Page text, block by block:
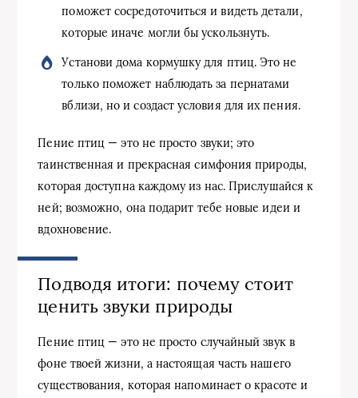
поможет сосредоточиться и видеть детали,
которые иначе могли бы ускользнуть.
Установи дома кормушку для птиц. Это не
только поможет наблюдать за пернатами
вблизи, но и создаст условия для их пения.
Пение птиц — это не просто звуки; это
таинственная и прекрасная симфония природы,
которая доступна каждому из нас. Прислушайся к
ней; возможно, она подарит тебе новые идеи и
вдохновение.
Подводя итоги: почему стоит
ценить звуки природы
Пение птиц — это не просто случайный звук в
фоне твоей жизни, а настоящая часть нашего
существования, которая напоминает о красоте и